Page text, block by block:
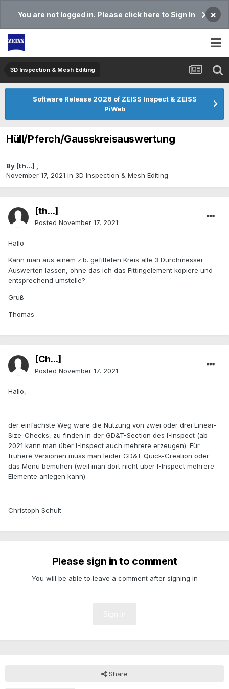
You are not logged in. Please click here to Sign In ×
3D Inspection & Mesh Editing​
Software Release 2026 of ZEISS Inspect & ZEISS
PiWeb
Hüll/Pferch/Gausskreisauswertung
By [th...] ,
November 17, 2021 in 3D Inspection & Mesh Editing​
[th...]
Posted November 17, 2021
Hallo
Kann man aus einem z.b. gefitteten Kreis alle 3 Durchmesser
Auswerten lassen, ohne das ich das Fittingelement kopiere und
entsprechend umstelle?
Gruß
Thomas
[Ch...]
Posted November 17, 2021
Hallo,
der einfachste Weg wäre die Nutzung von zwei oder drei Linear-
Size-Checks, zu finden in der GD&T-Section des I-Inspect (ab
2021 kann man über I-Inspect auch mehrere erzeugen). Für
frühere Versionen muss man leider GD&T Quick-Creation oder
das Menü bemühen (weil man dort nicht über I-Inspect mehrere
Elemente anlegen kann)
Christoph Schult
Please sign in to comment
You will be able to leave a comment after signing in
Share